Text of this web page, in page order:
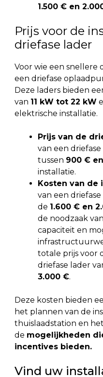
1.500 € en
Prijs voor de
driefase lader
Voor wie een snellere
een driefase
Deze laders bieden
van 11 kW tot 22 kW
elektrische installatie.
Prijs van de
van een
tussen 900 €
installatie.
Kosten van de
van een
de 1.600 € en
de noodzaak
capaciteit en
totale prijs voor
driefase lader
3.000 €.
Deze kosten bieden
het plannen van de
thuislaadstation en
de mogelijkheden
incentives bieden.
Vind uw